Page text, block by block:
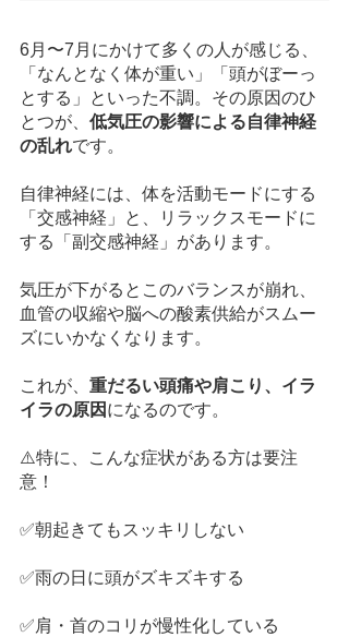
6月〜7月にかけて多くの人が感じる、
「なんとなく体が重い」「頭がぼーっ
とする」といった不調。その原因のひ
とつが、 低気圧の影響による自律神経
の乱れです。
自律神経には、体を活動モードにする
「交感神経」と、リラックスモードに
する「副交感神経」があります。
気圧が下がるとこのバランスが崩れ、
血管の収縮や脳への酸素供給がスムー
ズにいかなくなります。
これが、 重だるい頭痛や肩こり、イラ
イラの原因 になるのです。
⚠️特に、こんな症状がある方は要注
意！
✅朝起きてもスッキリしない
✅雨の日に頭がズキズキする
✅肩・首のコリが慢性化している